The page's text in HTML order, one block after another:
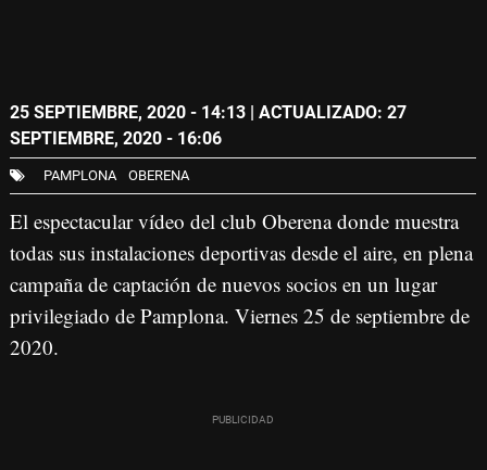
25 SEPTIEMBRE, 2020 - 14:13 | ACTUALIZADO: 27
SEPTIEMBRE, 2020 - 16:06
PAMPLONA OBERENA
El espectacular vídeo del club Oberena donde muestra
todas sus instalaciones deportivas desde el aire, en plena
campaña de captación de nuevos socios en un lugar
privilegiado de Pamplona. Viernes 25 de septiembre de
2020.